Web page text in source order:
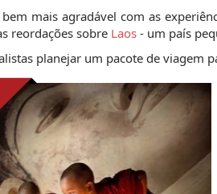
mais agradável com as
reordações sobre Laos - um país
planejar um pacote de viagem